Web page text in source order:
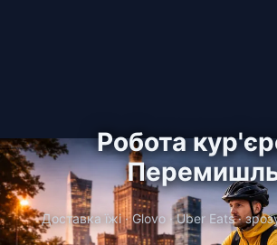
Робота
Доставка їжі · Glovo · Uber Eats ·